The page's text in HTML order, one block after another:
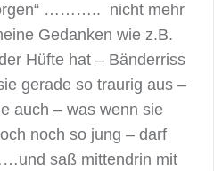
……….. nicht mehr
Gedanken wie z.B.
Hüfte hat – Bänderriss
gerade so traurig aus –
auch – was wenn sie
noch so jung – darf
saß mittendrin mit